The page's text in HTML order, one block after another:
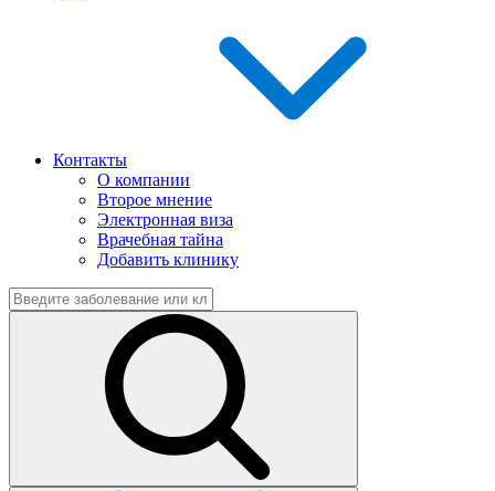
Контакты
О компании
Второе мнение
Электронная виза
Врачебная тайна
Добавить клинику